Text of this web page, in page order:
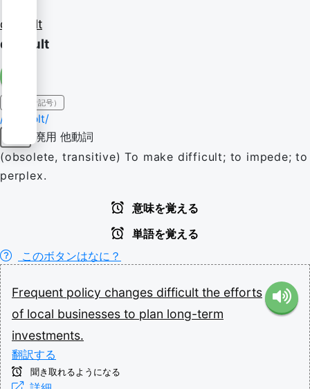
difficult
difficult
IPA（発音記号）
/ˈdɪfɪkəlt/
廃用 他動詞
(obsolete, transitive) To make difficult; to impede; to
perplex.
意味を覚える
単語を覚える
このボタンはなに？
Frequent policy changes difficult the efforts
of local businesses to plan long-term
investments.
翻訳する
聞き取れるようになる